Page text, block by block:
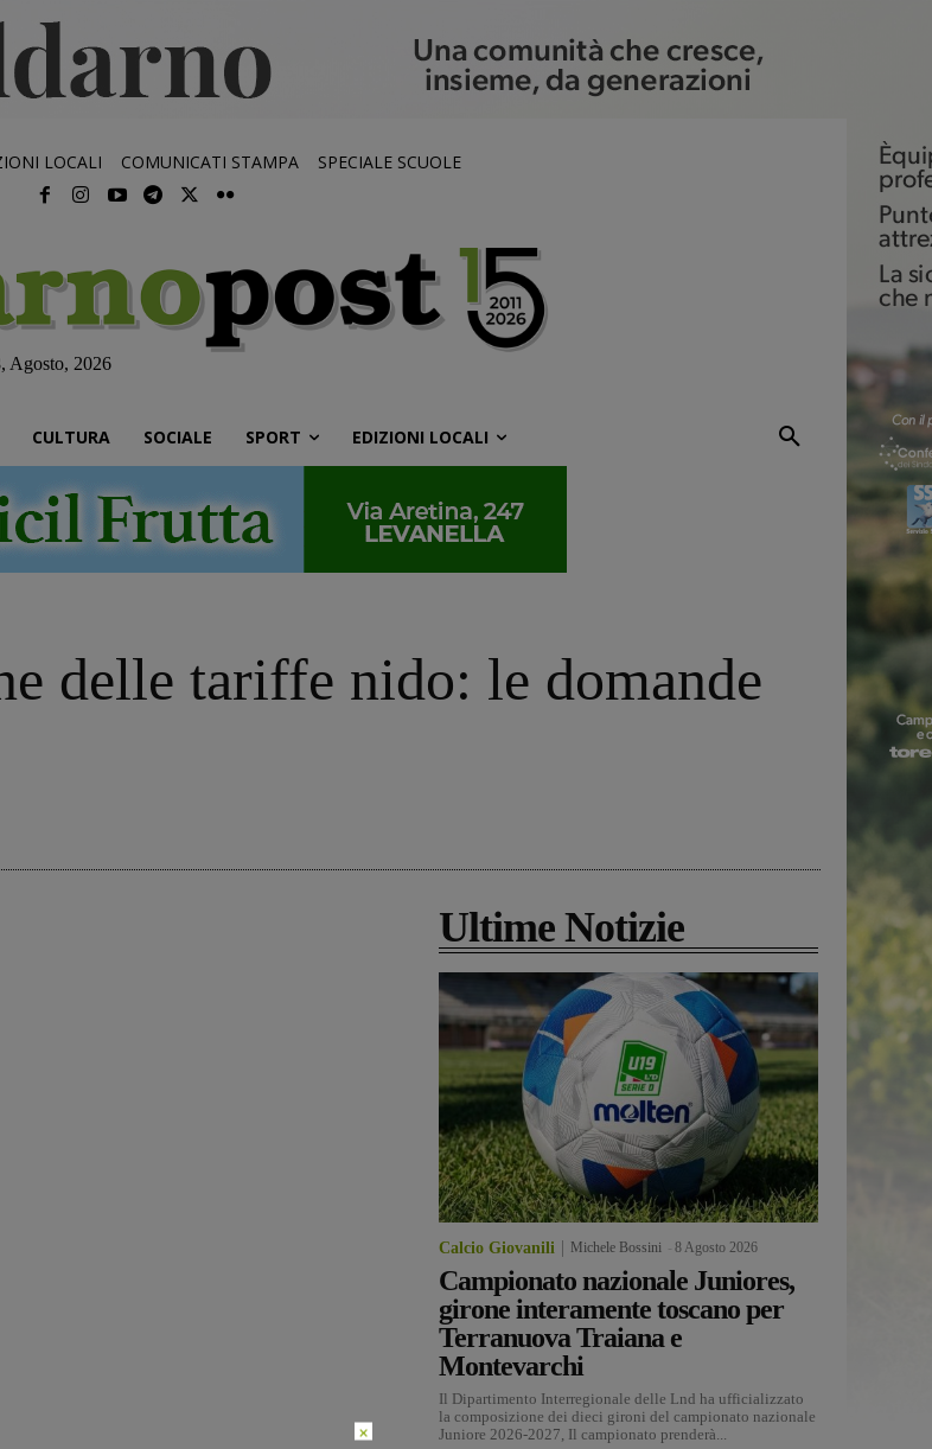
LOCALI COMUNICATI STAMPA SPECIALE SCUOLE
Agosto, 2026
CULTURA SOCIALE SPORT EDIZIONI LOCALI
delle tariffe nido: le domande
Ultime Notizie
Calcio Giovanili Michele Bossini 8 Agosto 2026
Campionato nazionale Juniores,
girone interamente toscano per
Terranuova Traiana e
Montevarchi
Il Dipartimento Interregionale delle Lnd ha ufficializzato
la composizione dei dieci gironi del campionato nazionale
Juniore 2026-2027, Il campionato prenderà...
×